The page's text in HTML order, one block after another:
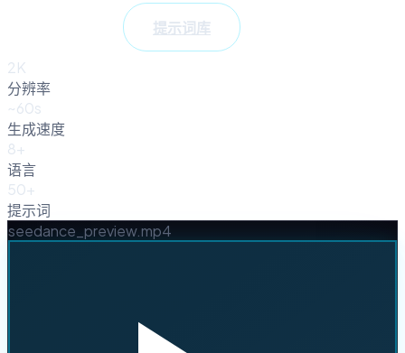
提示词库
2K
分辨率
~60s
生成速度
8+
语言
50+
提示词
seedance_preview.mp4